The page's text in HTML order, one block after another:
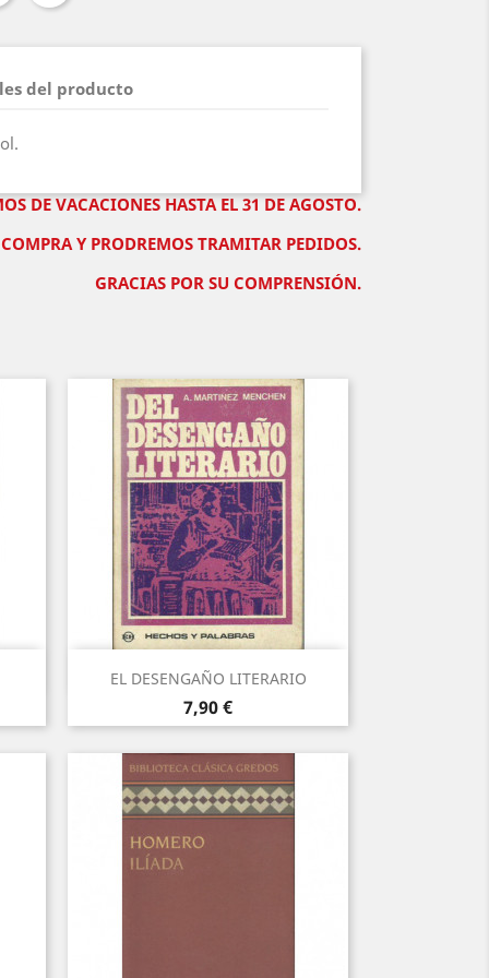
del producto
DE VACACIONES HASTA EL 31 DE AGOSTO.
Y PRODREMOS TRAMITAR PEDIDOS.
GRACIAS POR SU COMPRENSIÓN.
EL DESENGAÑO LITERARIO
Precio
7,90 €
Vista rápida